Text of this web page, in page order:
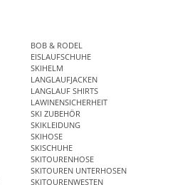
BOB & RODEL
EISLAUFSCHUHE
SKIHELM
LANGLAUFJACKEN
LANGLAUF SHIRTS
LAWINENSICHERHEIT
SKI ZUBEHÖR
SKIKLEIDUNG
SKIHOSE
SKISCHUHE
SKITOURENHOSE
SKITOUREN UNTERHOSEN
SKITOURENWESTEN